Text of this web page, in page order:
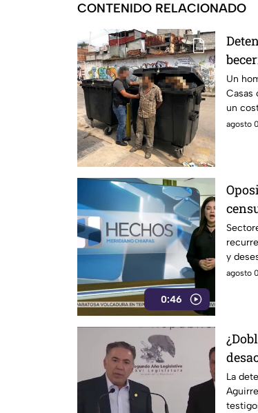
CONTENIDO RELACIONADO
Un
Casas
un
agosto
0:46
y
con la
agosto
La